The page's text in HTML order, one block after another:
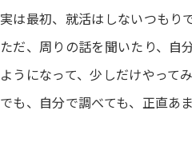
実は最初、就活はしないつもり
ただ、周りの話を聞いたり、自
ようになって、少しだけやって
でも、自分で調べても、正直あ